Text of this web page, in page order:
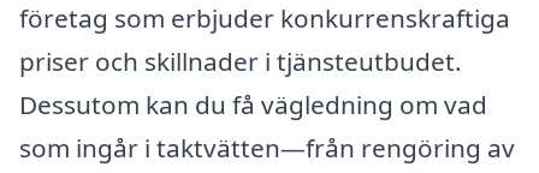
företag som erbjuder konkurrenskraftiga
priser och skillnader i tjänsteutbudet.
Dessutom kan du få vägledning om vad
som ingår i taktvätten—från rengöring av